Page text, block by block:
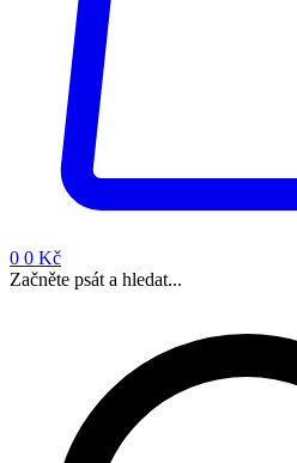
0 0 Kč
Začněte psát a hledat...